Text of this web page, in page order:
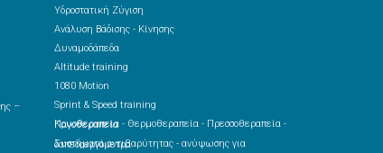
Υδροστατική Ζύγιση
Ανάλυση Βάδισης - Κίνησης
Δυναμοδάπεδα
Altitude training
1080 Motion
Sprint & Speed training
Κρυοθεραπεία - Θερμοθεραπεία - Πρεσσοθεραπεία - Παγοθεραπεία
Συστήματα αντιβαρύτητας - ανύψωσης για δαπεδοεργόμετρα